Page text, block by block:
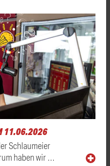
11.06.2026
Schlaumeier
haben wir …